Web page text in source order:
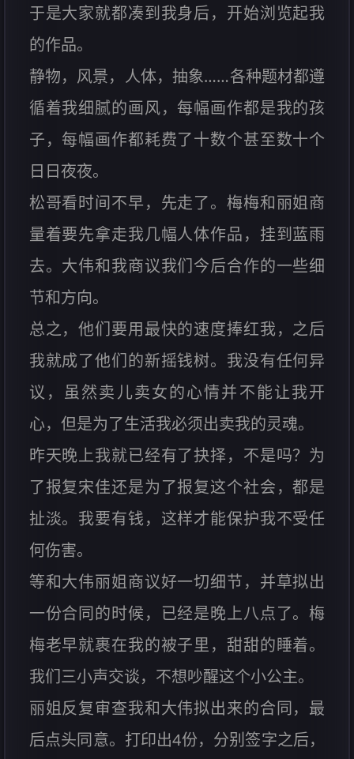
于是大家就都凑到我身后，开始浏览起我
的作品。
静物，风景，人体，抽象……各种题材都遵
循着我细腻的画风，每幅画作都是我的孩
子，每幅画作都耗费了十数个甚至数十个
日日夜夜。
松哥看时间不早，先走了。梅梅和丽姐商
量着要先拿走我几幅人体作品，挂到蓝雨
去。大伟和我商议我们今后合作的一些细
节和方向。
总之，他们要用最快的速度捧红我，之后
我就成了他们的新摇钱树。我没有任何异
议，虽然卖儿卖女的心情并不能让我开
心，但是为了生活我必须出卖我的灵魂。
昨天晚上我就已经有了抉择，不是吗？为
了报复宋佳还是为了报复这个社会，都是
扯淡。我要有钱，这样才能保护我不受任
何伤害。
等和大伟丽姐商议好一切细节，并草拟出
一份合同的时候，已经是晚上八点了。梅
梅老早就裹在我的被子里，甜甜的睡着。
我们三小声交谈，不想吵醒这个小公主。
丽姐反复审查我和大伟拟出来的合同，最
后点头同意。打印出4份，分别签字之后，